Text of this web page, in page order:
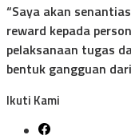
“Saya akan
reward kepada
pelaksanaan tugas
bentuk gangguan
Ikuti Kami